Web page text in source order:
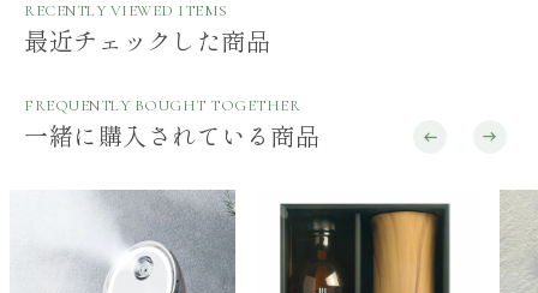
RECENTLY VIEWED ITEMS
最近チェックした商品
FREQUENTLY BOUGHT TOGETHER
一緒に購入されている商品